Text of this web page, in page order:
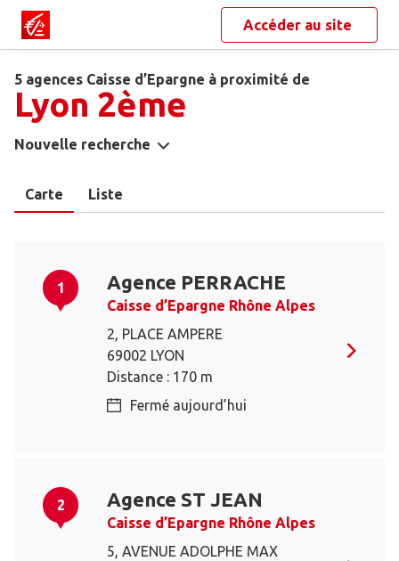
Accéder au site
5 agences Caisse d’Epargne à proximité de
Lyon 2ème
Nouvelle recherche
Carte Liste
1 Agence PERRACHE
Caisse d’Epargne Rhône Alpes
2, PLACE AMPERE
69002 LYON
Distance : 170 m
Fermé aujourd’hui
2 Agence ST JEAN
Caisse d’Epargne Rhône Alpes
5, AVENUE ADOLPHE MAX